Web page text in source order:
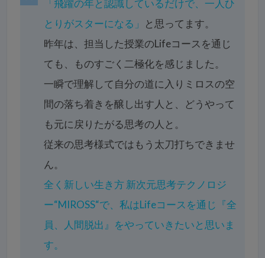
「飛躍の年と認識しているだけで、一人ひ
とりがスターになる」
と思ってます。
昨年は、担当した授業のLifeコースを通じ
ても、ものすごく二極化を感じました。
一瞬で理解して自分の道に入りミロスの空
間の落ち着きを醸し出す人と、どうやって
も元に戻りたがる思考の人と。
従来の思考様式ではもう太刀打ちできませ
ん。
全く新しい生き方 新次元思考テクノロジ
ー“MIROSS“で、私はLifeコースを通じ『全
員、人間脱出』をやっていきたいと思いま
す。